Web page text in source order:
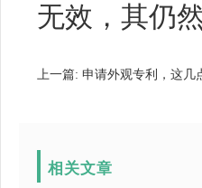
无效，其仍
上一篇: 申请外观专利，这几
相关文章